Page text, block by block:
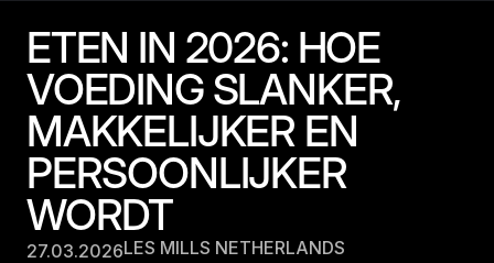
ETEN IN 2026: HOE
VOEDING SLANKER,
MAKKELIJKER EN
PERSOONLIJKER
WORDT
27.03.2026LES MILLS NETHERLANDS